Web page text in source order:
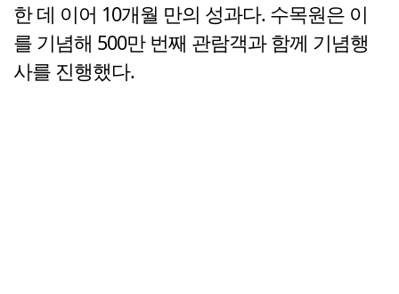
한 데 이어 10개월 만의 성과다. 수목원은 이
를 기념해 500만 번째 관람객과 함께 기념행
사를 진행했다.